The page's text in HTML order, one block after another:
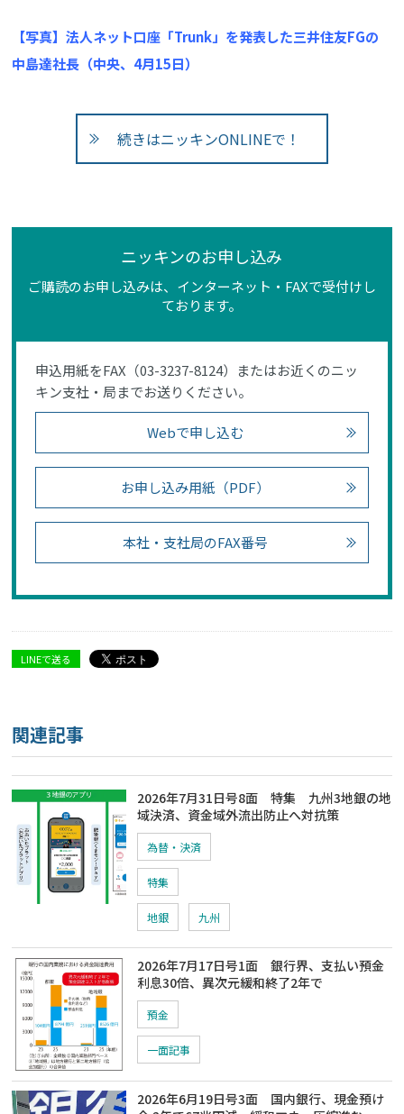
【写真】法人ネット口座「Trunk」を発表した三井住友FGの
中島達社長（中央、4月15日）
続きはニッキンONLINEで！
ニッキンのお申し込み
ご購読のお申し込みは、インターネット・FAXで受付けし
ております。
申込用紙をFAX（03-3237-8124）またはお近くのニッ
キン支社・局までお送りください。
Webで申し込む
お申し込み用紙（PDF）
本社・支社局のFAX番号
LINEで送る
関連記事
2026年7月31日号8面 特集 九州3地銀の地
域決済、資金域外流出防止へ対抗策
為替・決済
特集
地銀 九州
2026年7月17日号1面 銀行界、支払い預金
利息30倍、異次元緩和終了2年で
預金
一面記事
2026年6月19日号3面 国内銀行、現金預け